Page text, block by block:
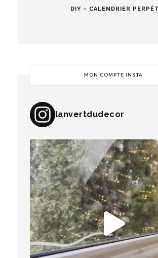
DIY – CALENDRIER
MON COMPTE INSTA
lanvertdudecor